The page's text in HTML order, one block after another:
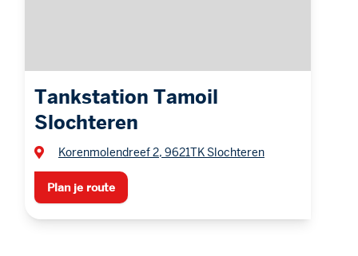
Tankstation Tamoil
Slochteren
Korenmolendreef 2, 9621TK Slochteren
Plan je route